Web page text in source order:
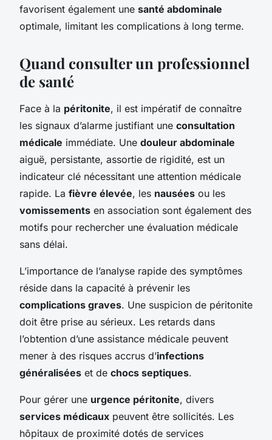
favorisent également une santé abdominale
optimale, limitant les complications à long terme.
Quand consulter un professionnel
de santé
Face à la péritonite, il est impératif de connaître
les signaux d’alarme justifiant une consultation
médicale immédiate. Une douleur abdominale
aiguë, persistante, assortie de rigidité, est un
indicateur clé nécessitant une attention médicale
rapide. La fièvre élevée, les nausées ou les
vomissements en association sont également des
motifs pour rechercher une évaluation médicale
sans délai.
L’importance de l’analyse rapide des symptômes
réside dans la capacité à prévenir les
complications graves. Une suspicion de péritonite
doit être prise au sérieux. Les retards dans
l’obtention d’une assistance médicale peuvent
mener à des risques accrus d’infections
généralisées et de chocs septiques.
Pour gérer une urgence péritonite, divers
services médicaux peuvent être sollicités. Les
hôpitaux de proximité dotés de services